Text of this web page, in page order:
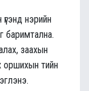
нэрийн
баримтална.
заахын
оршихын тийн